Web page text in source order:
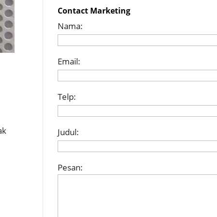
Contact Marketing
Nama:
Email:
Telp:
Judul:
Pesan: